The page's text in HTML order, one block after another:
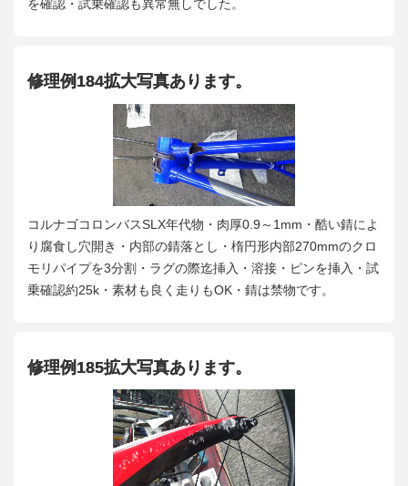
を確認・試乗確認も異常無しでした。
修理例184拡大写真あります。
コルナゴコロンバスSLX年代物・肉厚0.9～1mm・酷い錆によ
り腐食し穴開き・内部の錆落とし・楕円形内部270mmのクロ
モリパイプを3分割・ラグの際迄挿入・溶接・ピンを挿入・試
乗確認約25k・素材も良く走りもOK・錆は禁物です。
修理例185拡大写真あります。